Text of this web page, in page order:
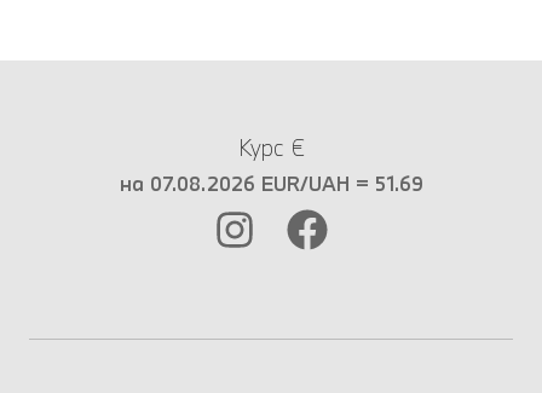
Курс €
на 07.08.2026 EUR/UAH = 51.69